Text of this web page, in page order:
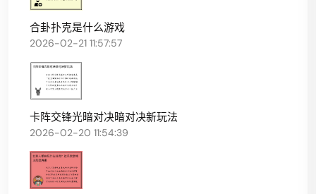
合卦扑克是什么游戏
2026-02-21 11:57:57
卡阵交锋光暗对决暗对决新玩法
2026-02-20 11:54:39